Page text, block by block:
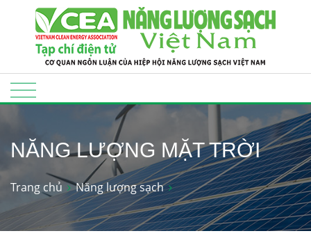
NĂNG LƯỢNG MẶT TRỜI
Trang chủ Năng lượng sạch